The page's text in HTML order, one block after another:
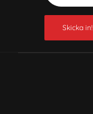
Skicka in!